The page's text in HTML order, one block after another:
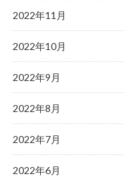
2022年11月
2022年10月
2022年9月
2022年8月
2022年7月
2022年6月